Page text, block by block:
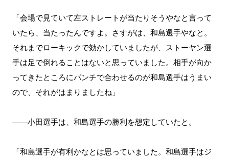
「会場で見ていて左ストレートが当たりそうやなと言って
いたら、当たったんですよ。さすがは、和島選手やなと。
それまでローキックで効かしていましたが、ストーヤン選
手は足で倒れることはないと思っていました。相手が向か
ってきたところにパンチで合わせるのが和島選手はうまい
ので、それがはまりましたね」
――小田選手は、和島選手の勝利を想定していたと。
「和島選手が有利かなとは思っていました。和島選手はジ